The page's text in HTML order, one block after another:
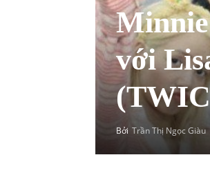
với
Bởi Trần Thị Ngọc Giàu